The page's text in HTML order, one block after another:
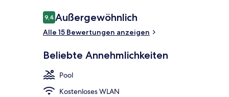
Bewertungen
9,49,4 von 10.
Außergewöhnlich
Alle 15 Bewertungen anzeigen
Beliebte Annehmlichkeiten
Pool
Kostenloses WLAN